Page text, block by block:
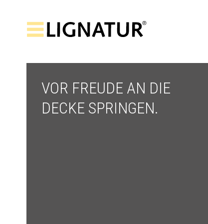
VOR FREUDE AN DIE
DECKE SPRINGEN.